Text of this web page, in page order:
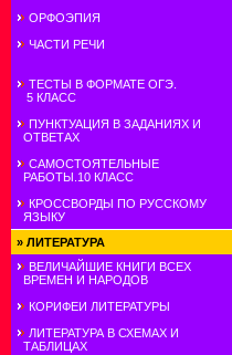
ОРФОЭПИЯ
ЧАСТИ РЕЧИ
ТЕСТЫ В ФОРМАТЕ ОГЭ.
5 КЛАСС
ПУНКТУАЦИЯ В ЗАДАНИЯХ И
ОТВЕТАХ
САМОСТОЯТЕЛЬНЫЕ
РАБОТЫ.10 КЛАСС
КРОССВОРДЫ ПО РУССКОМУ
ЯЗЫКУ
» ЛИТЕРАТУРА
ВЕЛИЧАЙШИЕ КНИГИ ВСЕХ
ВРЕМЕН И НАРОДОВ
КОРИФЕИ ЛИТЕРАТУРЫ
ЛИТЕРАТУРА В СХЕМАХ И
ТАБЛИЦАХ